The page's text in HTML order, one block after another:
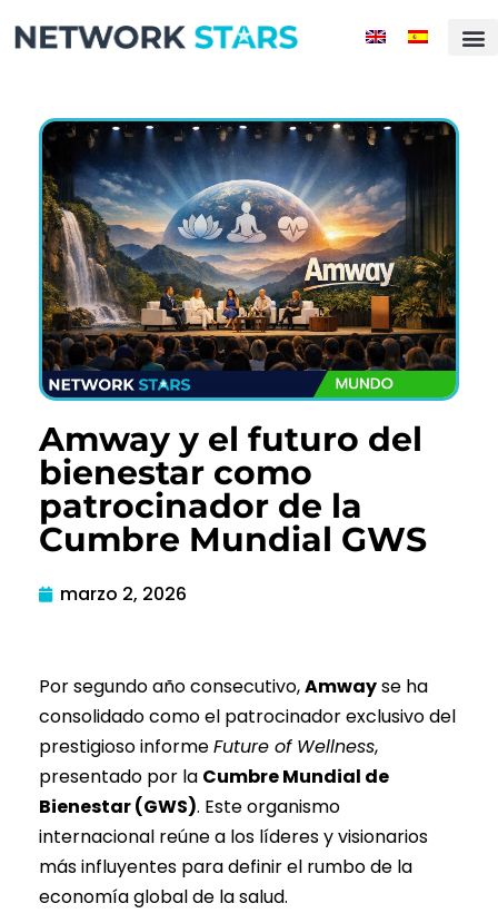
Amway y el futuro del
bienestar como
patrocinador de la
Cumbre Mundial GWS
marzo 2, 2026
Por segundo año consecutivo,Amwayse ha
consolidado como el patrocinador exclusivo del
prestigioso informeFuture of Wellness,
presentado por la Cumbre Mundial de
Bienestar (GWS). Este organismo
internacional reúne a los líderes y visionarios
más influyentes para definir el rumbo de la
economía global de la salud.